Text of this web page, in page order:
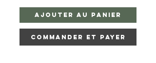
Ajouter au panier
Commander et payer